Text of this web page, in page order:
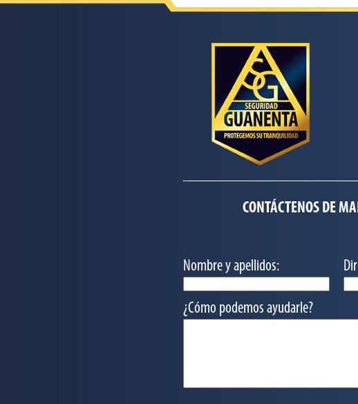
CONTÁCTENOS DE
Nombre y apellidos:
¿Cómo podemos ayudarle?